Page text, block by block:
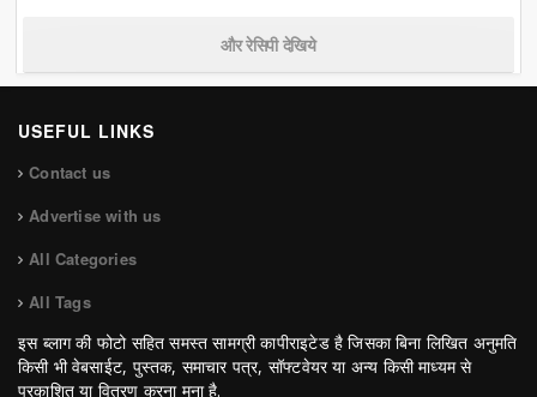
और रेसिपी देखिये
USEFUL LINKS
Contact us
Advertise with us
All Categories
All Tags
इस ब्लाग की फोटो सहित समस्त सामग्री कापीराइटेड है जिसका बिना लिखित अनुमति
किसी भी वेबसाईट, पुस्तक, समाचार पत्र, सॉफ्टवेयर या अन्य किसी माध्यम से
प्रकाशित या वितरण करना मना है.